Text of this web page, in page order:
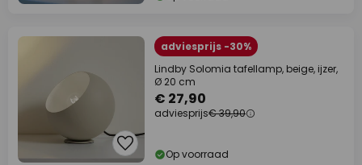
adviesprijs -30%
Lindby Solomia tafellamp, beige, ijzer,
Ø 20 cm
€ 27,90
adviesprijs€ 39,90
Op voorraad